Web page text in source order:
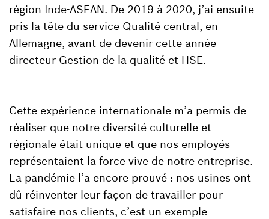
région Inde-ASEAN. De 2019 à 2020, j’ai ensuite
pris la tête du service Qualité central, en
Allemagne, avant de devenir cette année
directeur Gestion de la qualité et HSE.
Cette expérience internationale m’a permis de
réaliser que notre diversité culturelle et
régionale était unique et que nos employés
représentaient la force vive de notre entreprise.
La pandémie l’a encore prouvé : nos usines ont
dû réinventer leur façon de travailler pour
satisfaire nos clients, c’est un exemple